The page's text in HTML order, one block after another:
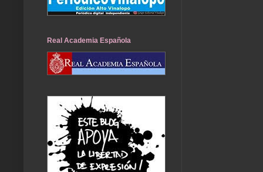
Real Academia Española